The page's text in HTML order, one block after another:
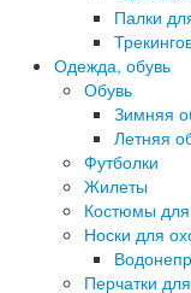
Палки
Одежда, обувь
Обувь
Зимняя
Летняя
Футболки
Жилеты
Костюмы
Носки для
Перчатки